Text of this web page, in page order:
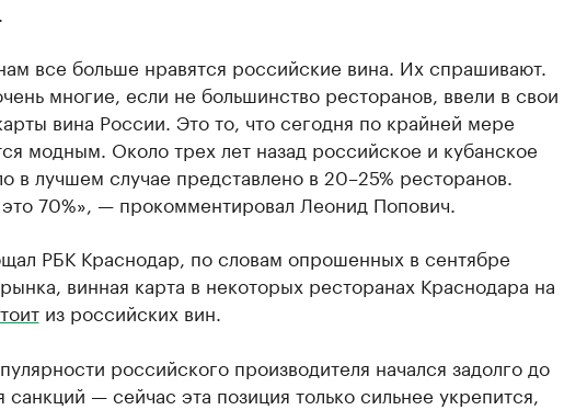
все больше нравятся российские вина. Их спрашивают.
многие, если не большинство ресторанов, ввели в свои
вина России. Это то, что сегодня по крайней мере
модным. Около трех лет назад российское и кубанское
в лучшем случае представлено в 20–25% ресторанов.
70%», — прокомментировал Леонид Попович.
РБК Краснодар, по словам опрошенных в сентябре
винная карта в некоторых ресторанах Краснодара на
из российских вин.
российского производителя начался задолго до
санкций — сейчас эта позиция только сильнее укрепится,